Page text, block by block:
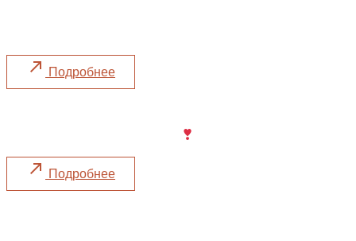
Подробнее
Подробнее